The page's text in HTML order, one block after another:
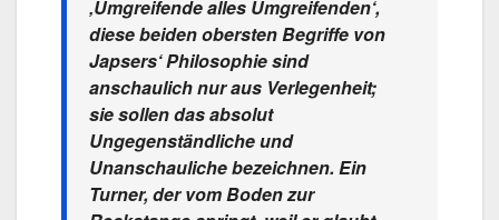
‚Umgreifende alles Umgreifenden‘,
diese beiden obersten Begriffe von
Japsers‘ Philosophie sind
anschaulich nur aus Verlegenheit;
sie sollen das absolut
Ungegenständliche und
Unanschauliche bezeichnen. Ein
Turner, der vom Boden zur